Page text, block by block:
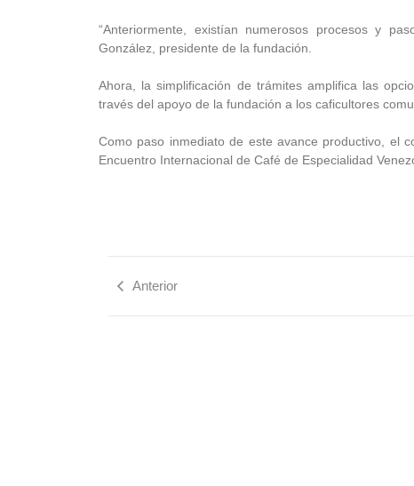
“Anteriormente, existían numerosos procesos y
González, presidente de la fundación.
Ahora, la simplificación de trámites amplifica las
través del apoyo de la fundación a los caficultores
Como paso inmediato de este avance productivo, el
Encuentro Internacional de Café de Especialidad
Anterior